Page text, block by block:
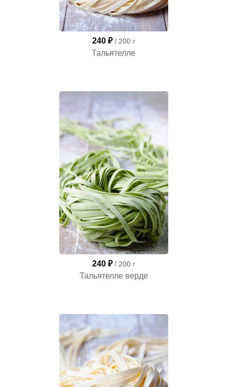
240 ₽ / 200 г
Тальятелле
240 ₽ / 200 г
Тальятелле верде